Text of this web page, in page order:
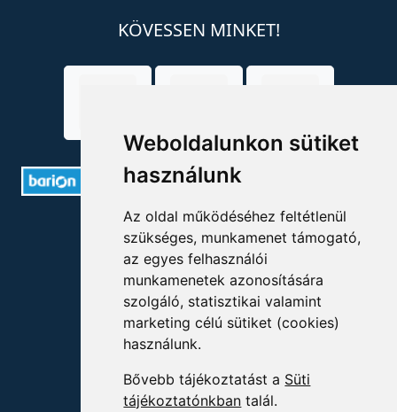
Weboldalunkon sütiket
használunk
Az oldal működéséhez feltétlenül
szükséges, munkamenet támogató,
az egyes felhasználói
munkamenetek azonosítására
szolgáló, statisztikai valamint
marketing célú sütiket (cookies)
használunk.
Bővebb tájékoztatást a Süti
tájékoztatónkban talál.
KÖVESSEN MINKET!
ELÉRHETŐSÉGEK
+36 1 880 7600
info@mprx.hu